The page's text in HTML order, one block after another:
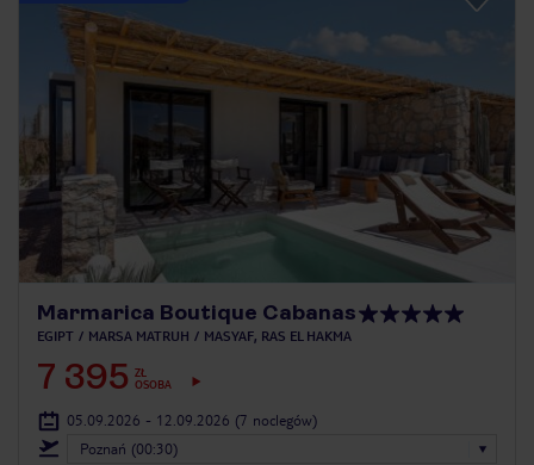
Marmarica Boutique Cabanas
EGIPT MARSA MATRUH MASYAF, RAS EL HAKMA
7 395 ZŁ
OSOBA
05.09.2026 - 12.09.2026 (7 noclegów)
Poznań (00:30)